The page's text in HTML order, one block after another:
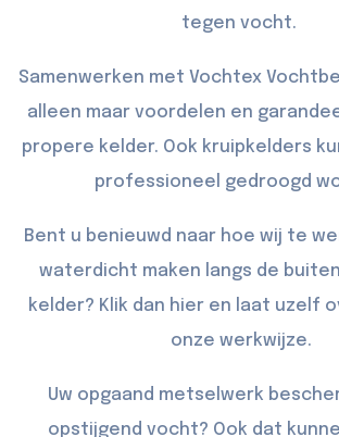
tegen vocht.
Samenwerken met Vochtex
alleen maar voordelen en
propere kelder. Ook kruipkelders
professioneel gedroogd
Bent u benieuwd naar hoe wij te
waterdicht maken langs de
kelder? Klik dan hieren laat uzelf
onze werkwijze.
Uw opgaand metselwerk
opstijgend vocht? Ook dat